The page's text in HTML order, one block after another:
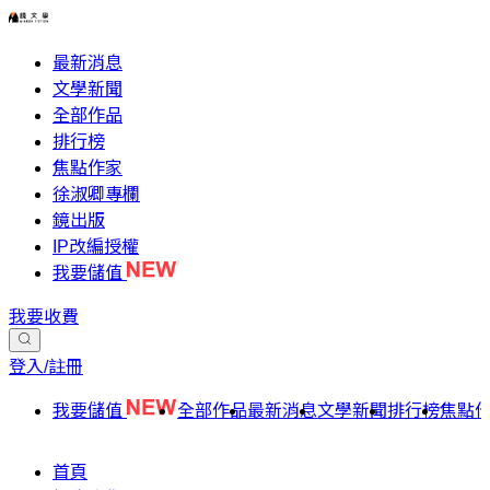
最新消息
文學新聞
全部作品
排行榜
焦點作家
徐淑卿專欄
鏡出版
IP改編授權
我要儲值
我要收費
登入/註冊
我要儲值 全部作品最新消息文學新聞排行榜焦點
首頁